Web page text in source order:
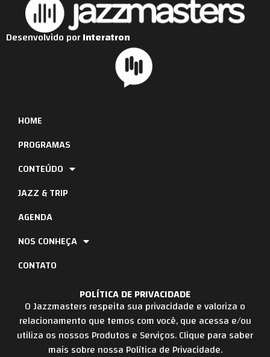
POLÍTICA DE PRIVACIDADE
O Jazzmasters respeita sua privacidade e valoriza o
relacionamento que temos com você, que acessa e/ou
utiliza os nossos Produtos e Serviços. Clique para saber
mais sobre nossa Política de Privacidade.
HOME
PROGRAMAS
CONTEÚDO
JAZZ & TRIP
AGENDA
NOS CONHEÇA
CONTATO
Desenvolvido porInteratron